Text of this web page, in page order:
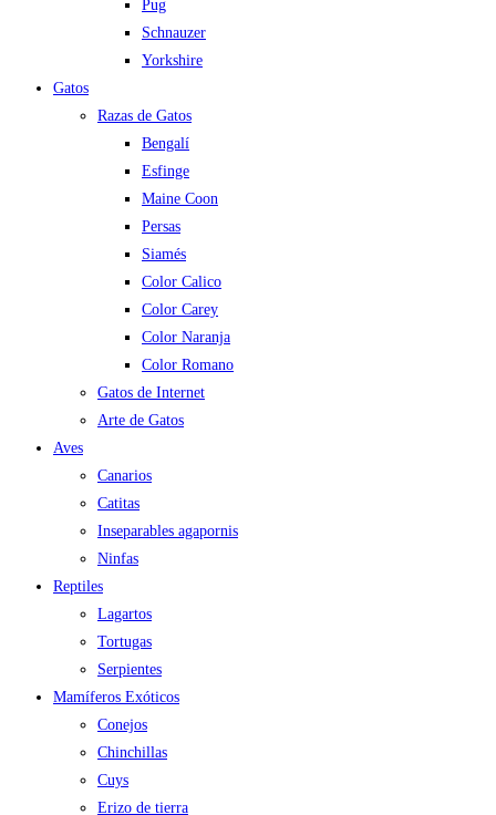
Pug
Schnauzer
Yorkshire
Gatos
Razas de Gatos
Bengalí
Esfinge
Maine Coon
Persas
Siamés
Color Calico
Color Carey
Color Naranja
Color Romano
Gatos de Internet
Arte de Gatos
Aves
Canarios
Catitas
Inseparables agapornis
Ninfas
Reptiles
Lagartos
Tortugas
Serpientes
Mamíferos Exóticos
Conejos
Chinchillas
Cuys
Erizo de tierra